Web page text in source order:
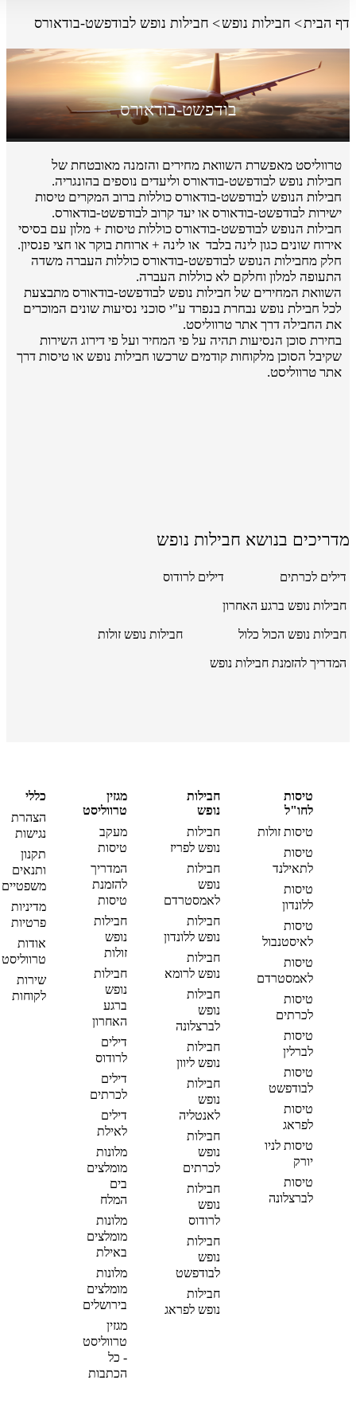
דף הבית חבילות נופש חבילות נופש לבודפשט-בודאורס
בודפשט-בודאורס
טרווליסט מאפשרת השוואת מחירים והזמנה מאובטחת של
חבילות נופש לבודפשט-בודאורס וליעדים נוספים בהונגריה.
חבילות הנופש לבודפשט-בודאורס כוללות ברוב המקרים טיסות
ישירות לבודפשט-בודאורס או יעד קרוב לבודפשט-בודאורס.
חבילות הנופש לבודפשט-בודאורס כוללות טיסות + מלון עם בסיסי
אירוח שונים כגון לינה בלבד או לינה + ארוחת בוקר או חצי פנסיון.
חלק מחבילות הנופש לבודפשט-בודאורס כוללות העברה משדה
התעופה למלון וחלקם לא כוללות העברה.
השוואת המחירים של חבילות נופש לבודפשט-בודאורס מתבצעת
לכל חבילת נופש נבחרת בנפרד ע"י סוכני נסיעות שונים המוכרים
את החבילה דרך אתר טרווליסט.
בחירת סוכן הנסיעות תהיה על פי המחיר ועל פי דירוג השירות
שקיבל הסוכן מלקוחות קודמים שרכשו חבילות נופש או טיסות דרך
אתר טרווליסט.
מדריכים בנושא חבילות נופש
דילים לכרתים דילים לרודוס
חבילות נופש ברגע האחרון
חבילות נופש הכול כלול חבילות נופש זולות
המדריך להזמנת חבילות נופש
טיסות
לחו"ל
טיסות זולות
טיסות
לתאילנד
טיסות
ללונדון
טיסות
לאיסטנבול
טיסות
לאמסטרדם
טיסות
לכרתים
טיסות
לברלין
טיסות
לבודפשט
טיסות
לפראג
טיסות לניו
יורק
טיסות
לברצלונה
חבילות
נופש
חבילות
נופש לפריז
חבילות
נופש
לאמסטרדם
חבילות
נופש ללונדון
חבילות
נופש לרומא
חבילות
נופש
לברצלונה
חבילות
נופש ליוון
חבילות
נופש
לאנטליה
חבילות
נופש
לכרתים
חבילות
נופש
לרודוס
חבילות
נופש
לבודפשט
חבילות
נופש לפראג
מגזין
טרווליסט
מעקב
טיסות
המדריך
להזמנת
טיסות
חבילות
נופש
זולות
חבילות
נופש
ברגע
האחרון
דילים
לרודוס
דילים
לכרתים
דילים
לאילת
מלונות
מומלצים
בים
המלח
מלונות
מומלצים
באילת
מלונות
מומלצים
בירושלים
מגזין
טרווליסט
- כל
הכתבות
כללי
הצהרת
נגישות
תקנון
ותנאים
משפטיים
מדיניות
פרטיות
אודות
טרווליסט
שירות
לקוחות